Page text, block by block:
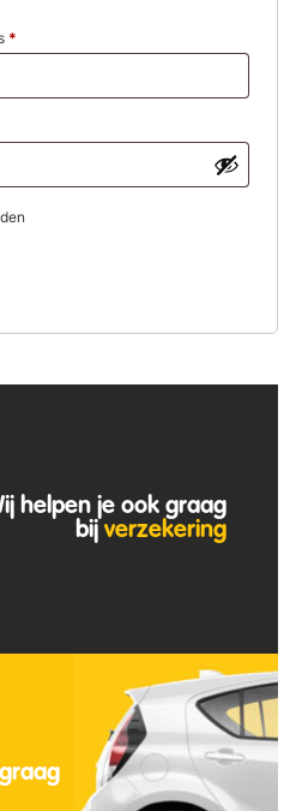
*
helpen je ook graag
bij verzekering